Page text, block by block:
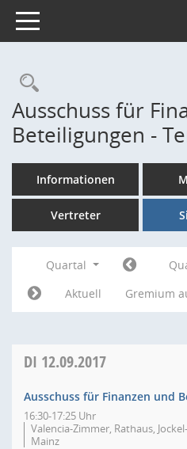
Toggle navigation
Ausschuss für
Beteiligungen -
Informationen
Vertreter
Quartal
Aktuell
Gremium
DI 12.09.2017
Ausschuss für Finanzen und
16:30-17:25 Uhr
Valencia-Zimmer, Rathaus,
Mainz